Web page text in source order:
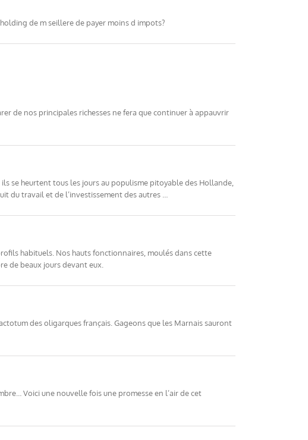
de m seillere de payer moins d impots?
de nos principales richesses ne fera que continuer à appauvrir
se heurtent tous les jours au populisme pitoyable des Hollande,
du travail et de l’investissement des autres …
habituels. Nos hauts fonctionnaires, moulés dans cette
de beaux jours devant eux.
des oligarques français. Gageons que les Marnais sauront
Voici une nouvelle fois une promesse en l’air de cet